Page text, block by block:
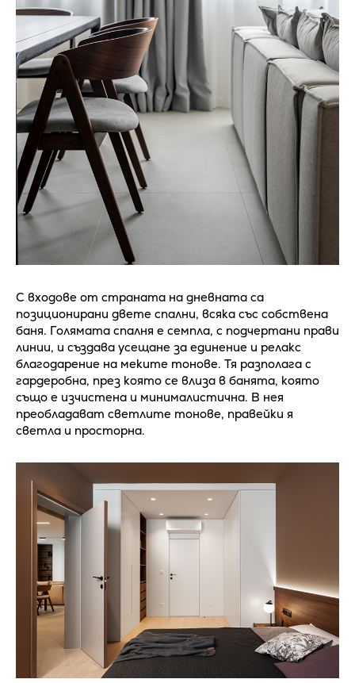
С входове от страната на дневната са
позиционирани двете спални, всяка със собствена
баня. Голямата спалня е семпла, с подчертани прави
линии, и създава усещане за единение и релакс
благодарение на меките тонове. Тя разполага с
гардеробна, през която се влиза в банята, която
също е изчистена и минималистична. В нея
преобладават светлите тонове, правейки я
светла и просторна.